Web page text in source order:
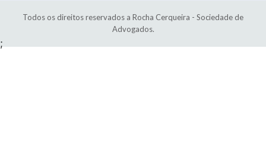
Todos os direitos reservados a Rocha Cerqueira - Sociedade de
Advogados.
;